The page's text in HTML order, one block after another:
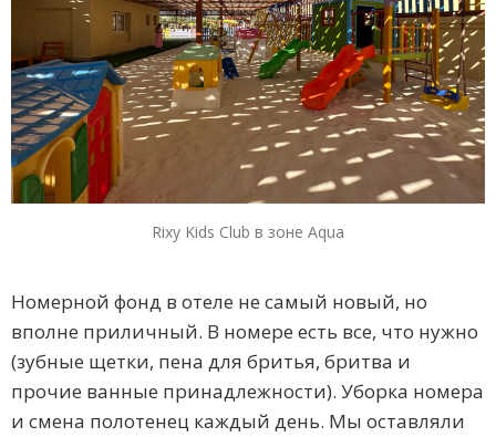
Rixy Kids Club в зоне Aqua
Номерной фонд в отеле не самый новый, но
вполне приличный. В номере есть все, что нужно
(зубные щетки, пена для бритья, бритва и
прочие ванные принадлежности). Уборка номера
и смена полотенец каждый день. Мы оставляли